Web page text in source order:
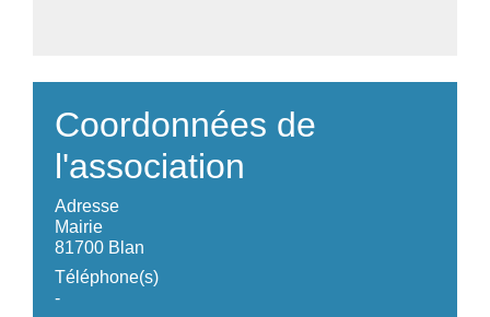
Coordonnées de
l'association
Adresse
Mairie
81700 Blan
Téléphone(s)
-